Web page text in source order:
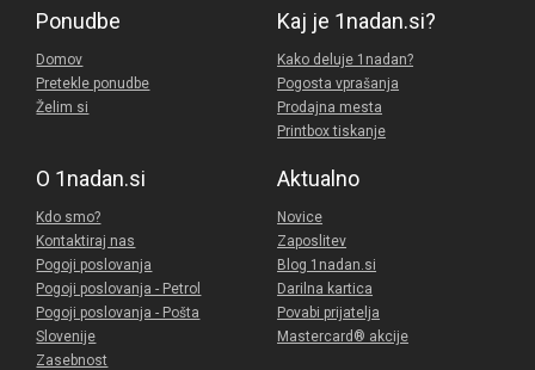
Ponudbe
Domov
Pretekle ponudbe
Želim si
Kaj je 1nadan.si?
Kako deluje 1nadan?
Pogosta vprašanja
Prodajna mesta
Printbox tiskanje
O 1nadan.si
Kdo smo?
Kontaktiraj nas
Pogoji poslovanja
Pogoji poslovanja - Petrol
Pogoji poslovanja - Pošta
Slovenije
Zasebnost
Aktualno
Novice
Zaposlitev
Blog 1nadan.si
Darilna kartica
Povabi prijatelja
Mastercard® akcije